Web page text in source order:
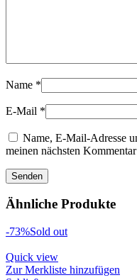
Name *
E-Mail *
Name, E-Mail-Adresse
meinen nächsten
Ähnliche Produkte
-73%Sold out
Quick view
Zur Merkliste hinzufügen